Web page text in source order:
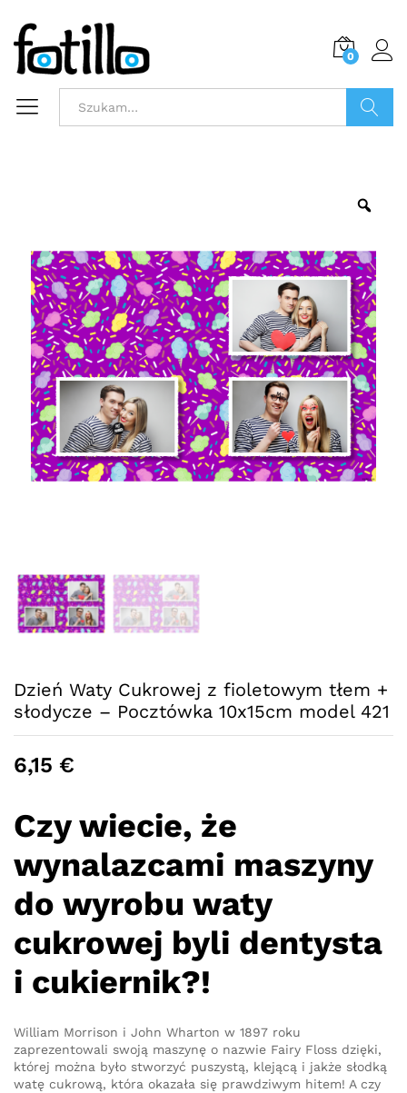
0
Dzień Waty Cukrowej z fioletowym tłem +
słodycze – Pocztówka 10x15cm model 421
6,15 €
Czy wiecie, że
wynalazcami maszyny
do wyrobu waty
cukrowej byli dentysta
i cukiernik?!
William Morrison i John Wharton w 1897 roku
zaprezentowali swoją maszynę o nazwie Fairy Floss dzięki,
której można było stworzyć puszystą, klejącą i jakże słodką
watę cukrową, która okazała się prawdziwym hitem! A czy